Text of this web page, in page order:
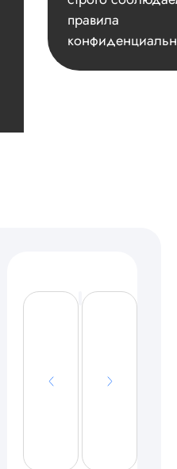
правила